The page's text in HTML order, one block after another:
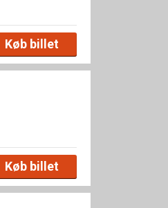
Køb billet
Køb billet